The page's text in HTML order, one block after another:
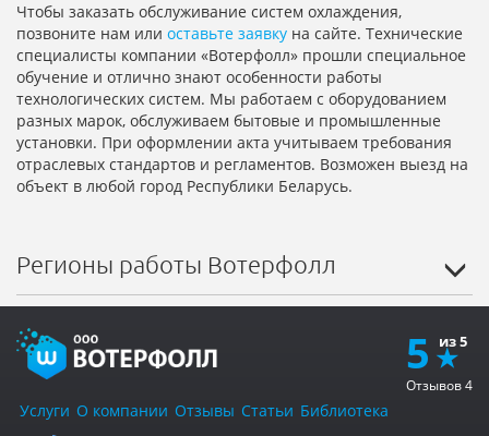
Чтобы заказать обслуживание систем охлаждения,
позвоните нам или оставьте заявку на сайте. Технические
специалисты компании «Вотерфолл» прошли специальное
обучение и отлично знают особенности работы
технологических систем. Мы работаем с оборудованием
разных марок, обслуживаем бытовые и промышленные
установки. При оформлении акта учитываем требования
отраслевых стандартов и регламентов. Возможен выезд на
объект в любой город Республики Беларусь.
Регионы работы Вотерфолл
5
Отзывов4
Услуги О компании Отзывы Статьи Библиотека